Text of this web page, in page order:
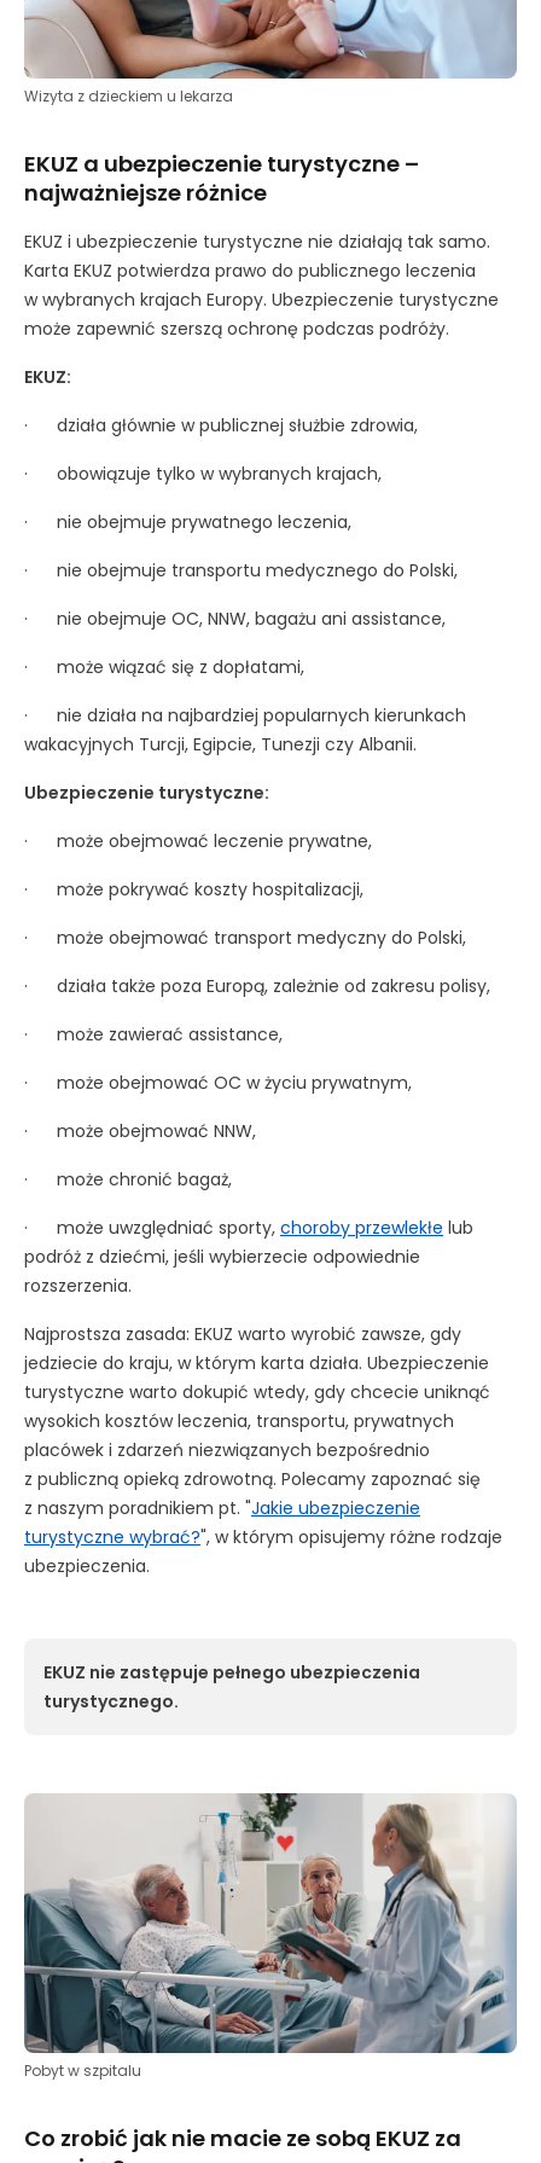
Wizyta z dzieckiem u lekarza
EKUZ a ubezpieczenie turystyczne –
najważniejsze różnice
EKUZ i ubezpieczenie turystyczne nie działają tak samo.
Karta EKUZ potwierdza prawo do publicznego leczenia
w wybranych krajach Europy. Ubezpieczenie turystyczne
może zapewnić szerszą ochronę podczas podróży.
EKUZ:
· działa głównie w publicznej służbie zdrowia,
· obowiązuje tylko w wybranych krajach,
· nie obejmuje prywatnego leczenia,
· nie obejmuje transportu medycznego do Polski,
· nie obejmuje OC, NNW, bagażu ani assistance,
· może wiązać się z dopłatami,
· nie działa na najbardziej popularnych kierunkach
wakacyjnych Turcji, Egipcie, Tunezji czy Albanii.
Ubezpieczenie turystyczne:
· może obejmować leczenie prywatne,
· może pokrywać koszty hospitalizacji,
· może obejmować transport medyczny do Polski,
· działa także poza Europą, zależnie od zakresu polisy,
· może zawierać assistance,
· może obejmować OC w życiu prywatnym,
· może obejmować NNW,
· może chronić bagaż,
· może uwzględniać sporty, choroby przewlekłe lub
podróż z dziećmi, jeśli wybierzecie odpowiednie
rozszerzenia.
Najprostsza zasada: EKUZ warto wyrobić zawsze, gdy
jedziecie do kraju, w którym karta działa. Ubezpieczenie
turystyczne warto dokupić wtedy, gdy chcecie uniknąć
wysokich kosztów leczenia, transportu, prywatnych
placówek i zdarzeń niezwiązanych bezpośrednio
z publiczną opieką zdrowotną. Polecamy zapoznać się
z naszym poradnikiem pt. "Jakie ubezpieczenie
turystyczne wybrać?", w którym opisujemy różne rodzaje
ubezpieczenia.
EKUZ nie zastępuje pełnego ubezpieczenia
turystycznego.
Pobyt w szpitalu
Co zrobić jak nie macie ze sobą EKUZ za